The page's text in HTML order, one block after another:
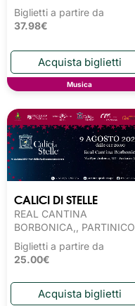
Biglietti a partire da
37.98€
Musica
CALICI DI STELLE
REAL CANTINA
BORBONICA,, PARTINICO
Biglietti a partire da
25.00€